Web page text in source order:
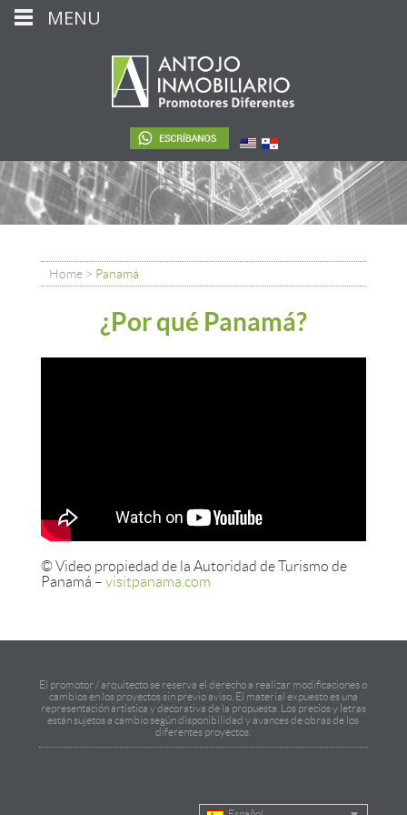
Home> Panamá
¿Por qué Panamá?
© Video propiedad de la Autoridad de Turismo de
Panamá – visitpanama.com
El promotor / arquitecto se reserva el derecho a realizar modificaciones o
cambios en los proyectos sin previo aviso. El material expuesto es una
representación artística y decorativa de la propuesta. Los precios y letras
están sujetos a cambio según disponibilidad y avances de obras de los
diferentes proyectos.
MENU